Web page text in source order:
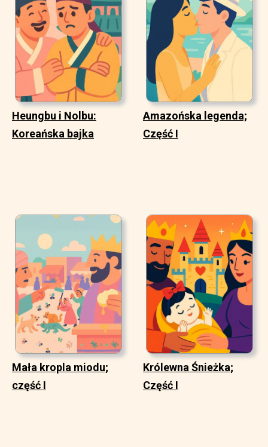
Heungbu i Nolbu:
Koreańska bajka
Amazońska legenda;
Część I
Mała kropla miodu;
część I
Królewna Śnieżka;
Część I